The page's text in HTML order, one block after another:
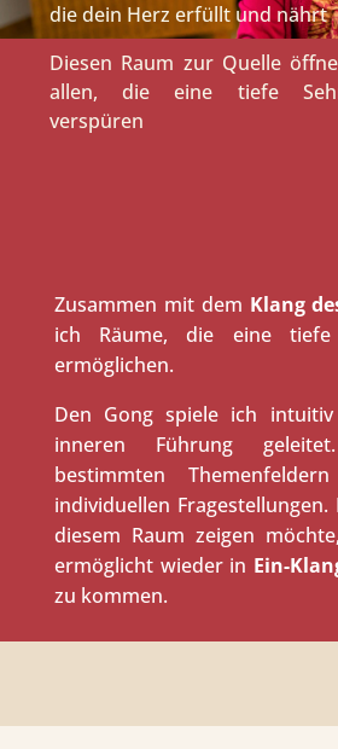
die dein Herz erfüllt und nährt
Diesen Raum zur Quelle
allen, die eine tiefe
verspüren
Zusammen mit dem Klang
ich Räume, die eine tiefe
ermöglichen.
Den Gong spiele ich
inneren Führung
bestimmten
individuellen Fragestellungen.
diesem Raum zeigen
ermöglicht wieder in Ein-
zu kommen.